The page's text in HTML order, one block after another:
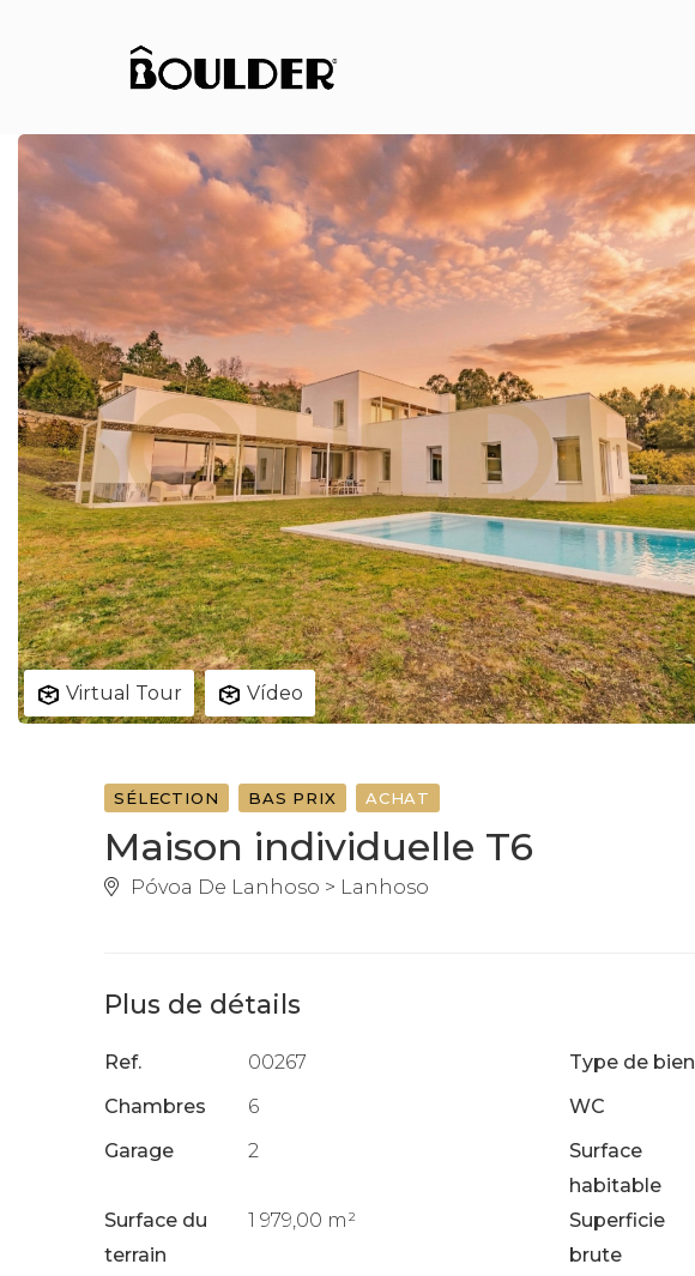
Virtual Tour Vídeo
SÉLECTION BAS PRIX ACHAT
Maison individuelle T6
Póvoa De Lanhoso > Lanhoso
Plus de détails
Ref. 00267 Type de bien
Chambres
6 WC
Garage
2
Surface
habitable
Surface du
terrain
1 979,00 m²
Superficie
brute